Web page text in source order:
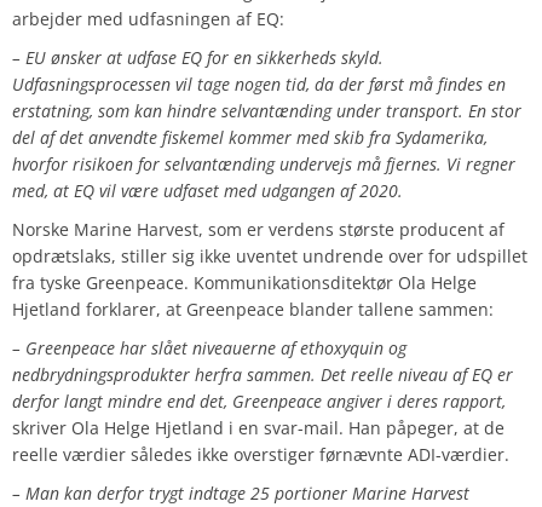
arbejder med udfasningen af EQ:
– EU ønsker at udfase EQ for en sikkerheds skyld.
Udfasningsprocessen vil tage nogen tid, da der først må findes en
erstatning, som kan hindre selvantænding under transport. En stor
del af det anvendte fiskemel kommer med skib fra Sydamerika,
hvorfor risikoen for selvantænding undervejs må fjernes. Vi regner
med, at EQ vil være udfaset med udgangen af 2020.
Norske Marine Harvest, som er verdens største producent af
opdrætslaks, stiller sig ikke uventet undrende over for udspillet
fra tyske Greenpeace. Kommunikationsditektør Ola Helge
Hjetland forklarer, at Greenpeace blander tallene sammen:
– Greenpeace har slået niveauerne af ethoxyquin og
nedbrydningsprodukter herfra sammen. Det reelle niveau af EQ er
derfor langt mindre end det, Greenpeace angiver i deres rapport,
skriver Ola Helge Hjetland i en svar-mail. Han påpeger, at de
reelle værdier således ikke overstiger førnævnte ADI-værdier.
– Man kan derfor trygt indtage 25 portioner Marine Harvest